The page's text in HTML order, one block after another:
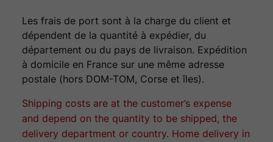
Les frais de port sont à la charge du client et
dépendent de la quantité à expédier, du
département ou du pays de livraison. Expédition
à domicile en France sur une même adresse
postale (hors DOM-TOM, Corse et îles).
Shipping costs are at the customer’s expense
and depend on the quantity to be shipped, the
delivery department or country. Home delivery in